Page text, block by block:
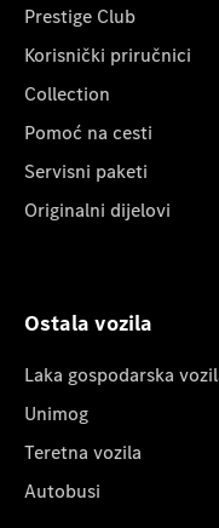
Prestige Club
Korisnički priručnici
Collection
Pomoć na cesti
Servisni paketi
Originalni dijelovi
Ostala vozila
Laka gospodarska
Unimog
Teretna vozila
Autobusi